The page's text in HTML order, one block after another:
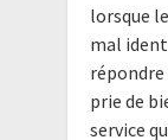
lorsque
mal
répondre
prie de
service